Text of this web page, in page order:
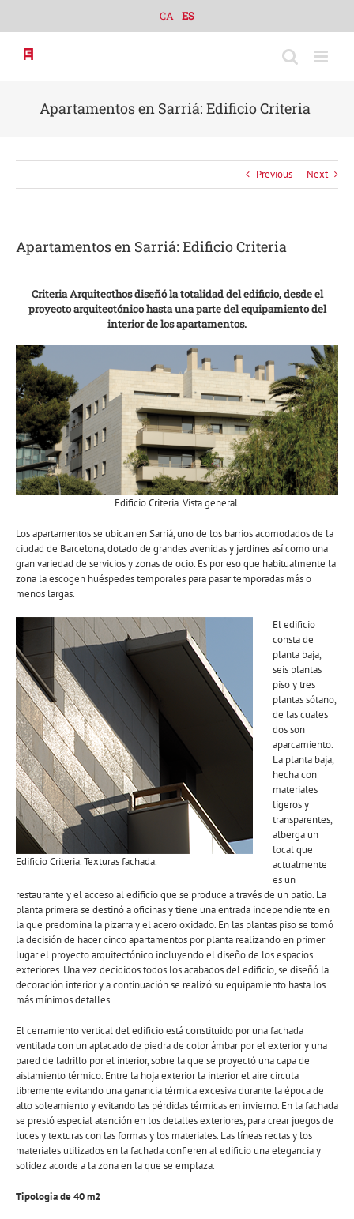
content
CA ES
Apartamentos en Sarriá: Edificio Criteria
Previous Next
Apartamentos en Sarriá: Edificio Criteria
Criteria Arquitecthos diseñó la totalidad del edificio, desde el
proyecto arquitectónico hasta una parte del equipamiento del
interior de los apartamentos.
Edificio Criteria. Vista general.
Los apartamentos se ubican en Sarriá, uno de los barrios acomodados de la
ciudad de Barcelona, dotado de grandes avenidas y jardines así como una
gran variedad de servicios y zonas de ocio. Es por eso que habitualmente la
zona la escogen huéspedes temporales para pasar temporadas más o
menos largas.
Edificio Criteria. Texturas fachada.
El edificio
consta de
planta baja,
seis plantas
piso y tres
plantas sótano,
de las cuales
dos son
aparcamiento.
La planta baja,
hecha con
materiales
ligeros y
transparentes,
alberga un
local que
actualmente
es un
restaurante y el acceso al edificio que se produce a través de un patio. La
planta primera se destinó a oficinas y tiene una entrada independiente en
la que predomina la pizarra y el acero oxidado. En las plantas piso se tomó
la decisión de hacer cinco apartamentos por planta realizando en primer
lugar el proyecto arquitectónico incluyendo el diseño de los espacios
exteriores. Una vez decididos todos los acabados del edificio, se diseñó la
decoración interior y a continuación se realizó su equipamiento hasta los
más mínimos detalles.
El cerramiento vertical del edificio está constituido por una fachada
ventilada con un aplacado de piedra de color ámbar por el exterior y una
pared de ladrillo por el interior, sobre la que se proyectó una capa de
aislamiento térmico. Entre la hoja exterior la interior el aire circula
libremente evitando una ganancia térmica excesiva durante la época de
alto soleamiento y evitando las pérdidas térmicas en invierno. En la fachada
se prestó especial atención en los detalles exteriores, para crear juegos de
luces y texturas con las formas y los materiales. Las líneas rectas y los
materiales utilizados en la fachada confieren al edificio una elegancia y
solidez acorde a la zona en la que se emplaza.
Tipologia de 40 m2